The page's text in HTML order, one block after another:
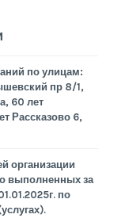
по улицам:
пр 8/1,
60 лет
Рассказово 6,
организации
выполненных за
по